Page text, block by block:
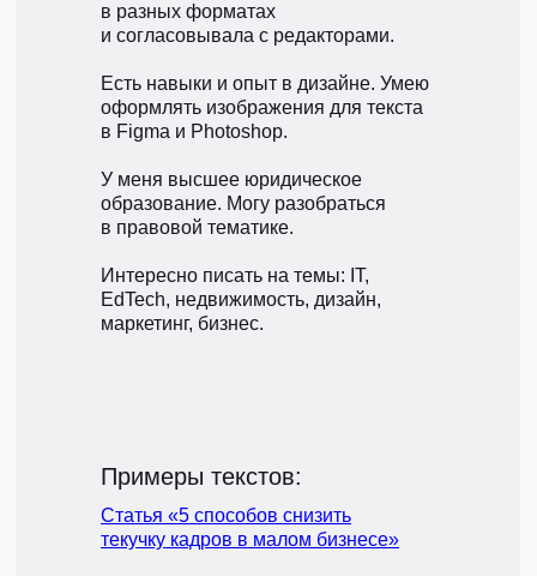
в разных форматах
и согласовывала с редакторами.
Есть навыки и опыт в дизайне. Умею
оформлять изображения для текста
в Figma и Photoshop.
У меня высшее юридическое
образование. Могу разобраться
в правовой тематике.
Интересно писать на темы: IT,
EdTech, недвижимость, дизайн,
маркетинг, бизнес.
Примеры текстов:
Статья «5 способов снизить
текучку кадров в малом бизнесе»